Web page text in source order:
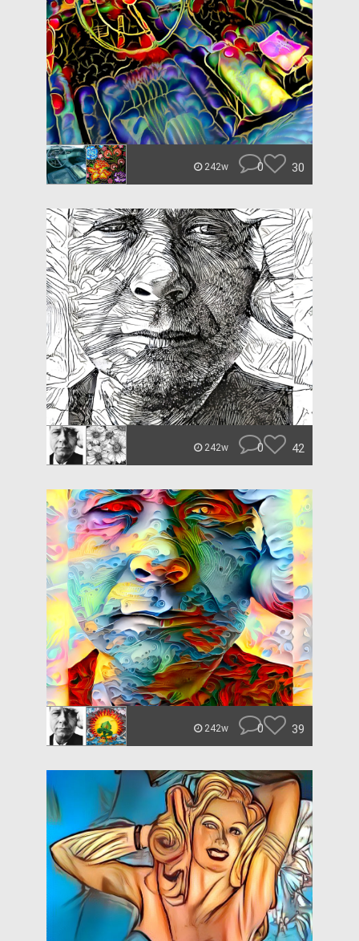
242w 0 30
242w 0 42
242w 0 39